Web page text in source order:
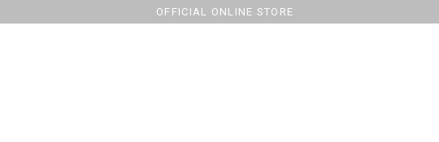
OFFICIAL ONLINE STORE